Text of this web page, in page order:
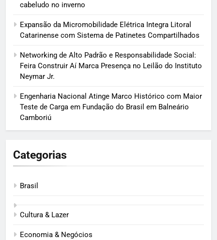
cabeludo no inverno
Expansão da Micromobilidade Elétrica Integra Litoral
Catarinense com Sistema de Patinetes Compartilhados
Networking de Alto Padrão e Responsabilidade Social:
Feira Construir Aí Marca Presença no Leilão do Instituto
Neymar Jr.
Engenharia Nacional Atinge Marco Histórico com Maior
Teste de Carga em Fundação do Brasil em Balneário
Camboriú
Categorias
Brasil
Cultura & Lazer
Economia & Negócios